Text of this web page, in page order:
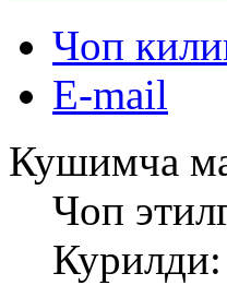
Чоп
E-mail
Кушимча
Чоп